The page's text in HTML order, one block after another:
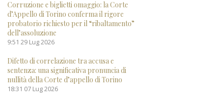
Corruzione e biglietti omaggio: la Corte
d’Appello di Torino conferma il rigore
probatorio richiesto per il “ribaltamento”
dell’assoluzione
9:51 29 Lug 2026
Difetto di correlazione tra accusa e
sentenza: una significativa pronuncia di
nullità della Corte d’appello di Torino
18:31 07 Lug 2026